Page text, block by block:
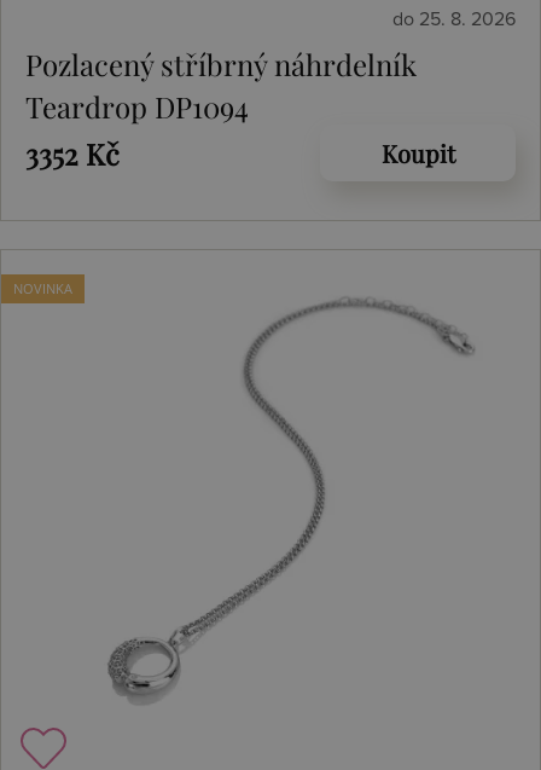
do 25. 8. 2026
Pozlacený stříbrný náhrdelník
Teardrop DP1094
3352 Kč
Koupit
NOVINKA